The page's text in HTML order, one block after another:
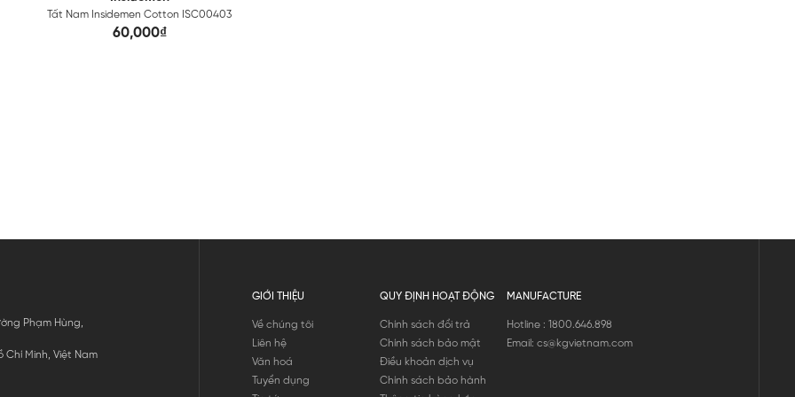
Tất Nam Insidemen Cotton ISC00403
60,000₫
Phạm Hùng,
Chí Minh, Việt Nam
GIỚI THIỆU
Về chúng tôi
Liên hệ
Văn hoá
Tuyển dụng
QUY ĐỊNH HOẠT ĐỘNG
Chính sách đổi trả
Chính sách bảo mật
Điều khoản dịch vụ
Chính sách bảo hành
MANUFACTURE
Hotline : 1800.646.898
Email: cs@kgvietnam.com